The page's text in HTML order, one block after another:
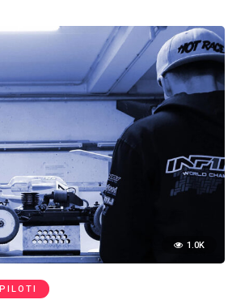
1.0K
PILOTI